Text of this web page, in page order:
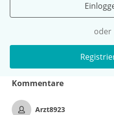
oder
Kommentare
Arzt8923